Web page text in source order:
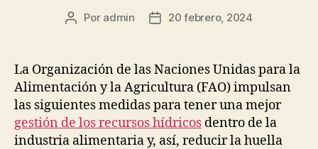
Autor
publicación
Por admin
Fecha
publicación
20 febrero, 2024
La Organización de las Naciones Unidas para la
Alimentación y la Agricultura (FAO) impulsan
las siguientes medidas para tener una mejor
gestión de los recursos hídricos dentro de la
industria alimentaria y, así, reducir la huella